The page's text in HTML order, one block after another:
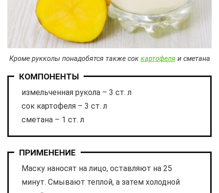
Кроме рукколы понадобятся также сок картофеляи сметана
КОМПОНЕНТЫ
измельченная рукола – 3 ст. л
сок картофеля – 3 ст. л
сметана – 1 ст. л
ПРИМЕНЕНИЕ
Маску наносят на лицо, оставляют на 25
минут. Смывают теплой, а затем холодной